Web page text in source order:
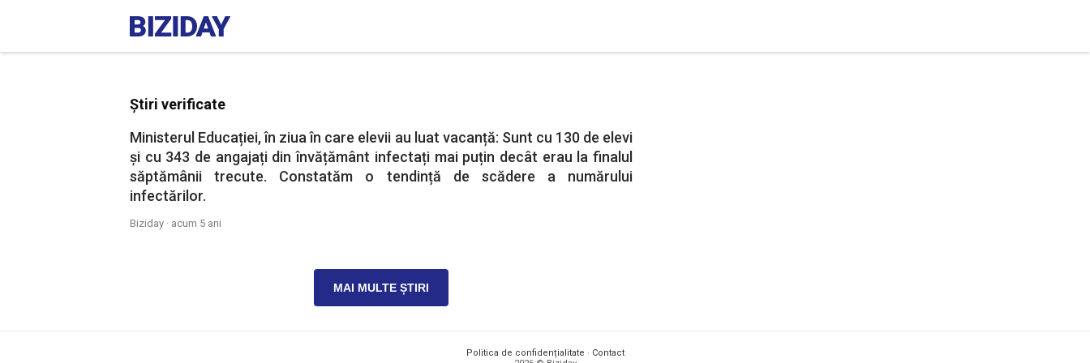
Știri verificate
Ministerul Educației, în ziua în care elevii au luat vacanță: Sunt cu 130 de elevi
și cu 343 de angajați din învățământ infectați mai puțin decât erau la finalul
săptămânii trecute. Constatăm o tendință de scădere a numărului
infectărilor.
Biziday · acum 5 ani
MAI MULTE ȘTIRI
Politica de confidențialitate · Contact